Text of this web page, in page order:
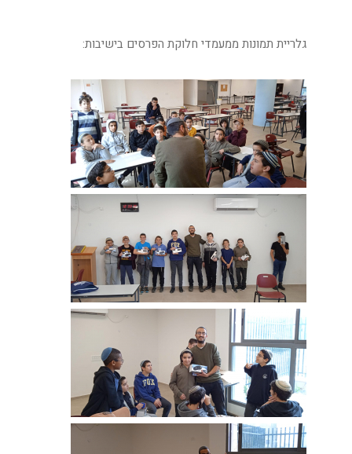
גלריית תמונות ממעמדי חלוקת הפרסים בישיבות: